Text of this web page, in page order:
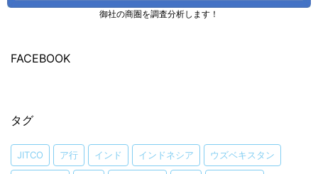
御社の商圏を調査分析します！
FACEBOOK
タグ
JITCO ア行 インド インドネシア ウズベキスタン